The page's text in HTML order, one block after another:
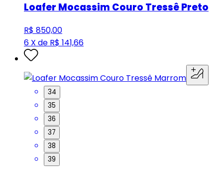
Loafer Mocassim Couro Tressê Preto
R$ 850,00
6 X de R$ 141,66
34
35
36
37
38
39